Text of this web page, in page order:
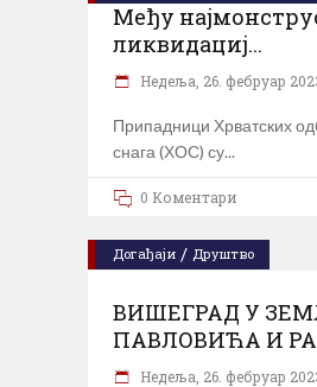
Међу
ликвидациј...
Недеља, 26. фебруар
Припадници Хрватских
снага (ХОС) су
0 Коментари
Догађаји / Друштво
ВИШЕГРАД У
ПАВЛОВИЋА И
Недеља, 26. фебруар